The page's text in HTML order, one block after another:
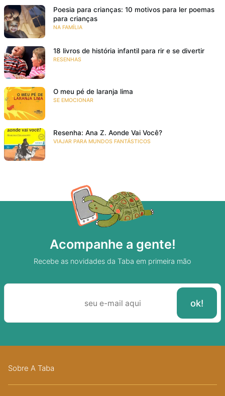
Poesia para crianças: 10 motivos para ler poemas
para crianças
NA FAMÍLIA
18 livros de história infantil para rir e se divertir
RESENHAS
O meu pé de laranja lima
SE EMOCIONAR
Resenha: Ana Z. Aonde Vai Você?
VIAJAR PARA MUNDOS FANTÁSTICOS
Acompanhe a gente!
Recebe as novidades da Taba em primeira mão
Sobre A Taba